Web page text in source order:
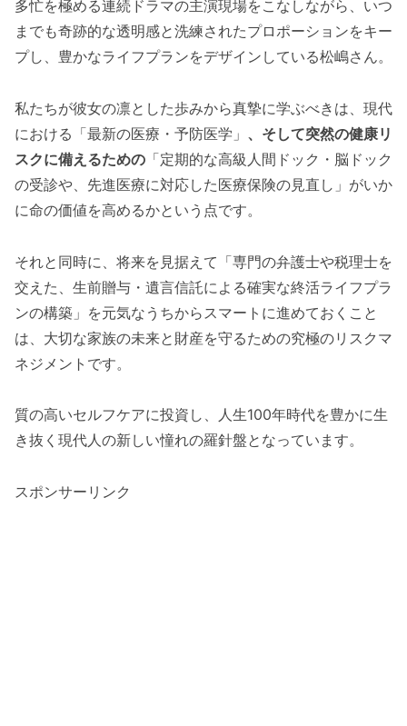
多忙を極める連続ドラマの主演現場をこなしながら、いつ
までも奇跡的な透明感と洗練されたプロポーションをキー
プし、豊かなライフプランをデザインしている松嶋さん。
私たちが彼女の凛とした歩みから真摯に学ぶべきは、現代
における「最新の医療・予防医学」 、そして突然の健康リ
スクに備えるための 「定期的な高級人間ドック・脳ドック
の受診や、先進医療に対応した医療保険の見直し」がいか
に命の価値を高めるかという点です。
それと同時に、将来を見据えて「専門の弁護士や税理士を
交えた、生前贈与・遺言信託による確実な終活ライフプラ
ンの構築」を元気なうちからスマートに進めておくこと
は、大切な家族の未来と財産を守るための究極のリスクマ
ネジメントです。
質の高いセルフケアに投資し、人生100年時代を豊かに生
き抜く現代人の新しい憧れの羅針盤となっています。
スポンサーリンク